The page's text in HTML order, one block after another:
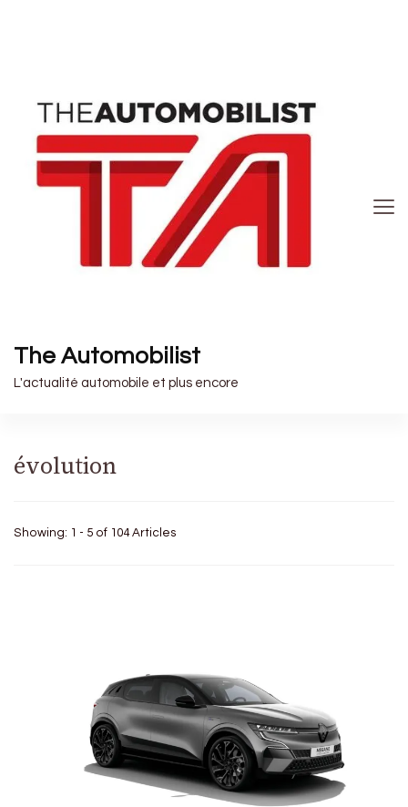
The Automobilist
L'actualité automobile et plus encore
évolution
Showing: 1 - 5 of 104 Articles